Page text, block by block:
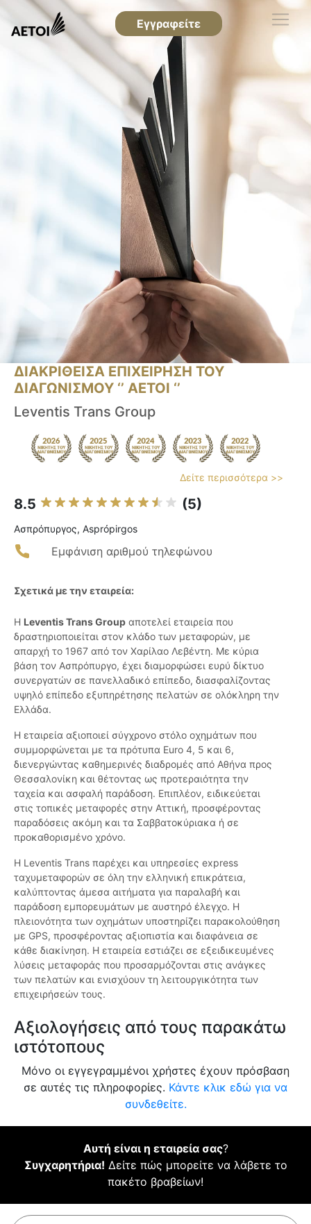
Εγγραφείτε
ΔΙΑΚΡΙΘΕΙΣΑ ΕΠΙΧΕΙΡΗΣΗ ΤΟΥ
ΔΙΑΓΩΝΙΣΜΟΥ ‘’ ΑΕΤΟΙ ‘’
Leventis Trans Group
Δείτε περισσότερα >>
8.5 (5)
Ασπρόπυργος, Asprópirgos
Εμφάνιση αριθμού τηλεφώνου
Σχετικά με την εταιρεία:
Η Leventis Trans Group αποτελεί εταιρεία που
δραστηριοποιείται στον κλάδο των μεταφορών, με
απαρχή το 1967 από τον Χαρίλαο Λεβέντη. Με κύρια
βάση τον Ασπρόπυργο, έχει διαμορφώσει ευρύ δίκτυο
συνεργατών σε πανελλαδικό επίπεδο, διασφαλίζοντας
υψηλό επίπεδο εξυπηρέτησης πελατών σε ολόκληρη την
Ελλάδα.
Η εταιρεία αξιοποιεί σύγχρονο στόλο οχημάτων που
συμμορφώνεται με τα πρότυπα Euro 4, 5 και 6,
διενεργώντας καθημερινές διαδρομές από Αθήνα προς
Θεσσαλονίκη και θέτοντας ως προτεραιότητα την
ταχεία και ασφαλή παράδοση. Επιπλέον, ειδικεύεται
στις τοπικές μεταφορές στην Αττική, προσφέροντας
παραδόσεις ακόμη και τα Σαββατοκύριακα ή σε
προκαθορισμένο χρόνο.
Η Leventis Trans παρέχει και υπηρεσίες express
ταχυμεταφορών σε όλη την ελληνική επικράτεια,
καλύπτοντας άμεσα αιτήματα για παραλαβή και
παράδοση εμπορευμάτων με αυστηρό έλεγχο. Η
πλειονότητα των οχημάτων υποστηρίζει παρακολούθηση
με GPS, προσφέροντας αξιοπιστία και διαφάνεια σε
κάθε διακίνηση. Η εταιρεία εστιάζει σε εξειδικευμένες
λύσεις μεταφοράς που προσαρμόζονται στις ανάγκες
των πελατών και ενισχύουν τη λειτουργικότητα των
επιχειρήσεών τους.
Αξιολογήσεις από τους παρακάτω
ιστότοπους
Μόνο οι εγγεγραμμένοι χρήστες έχουν πρόσβαση
σε αυτές τις πληροφορίες. Κάντε κλικ εδώ για να
συνδεθείτε.
Αυτή είναι η εταιρεία σας?
Συγχαρητήρια! Δείτε πώς μπορείτε να λάβετε το
πακέτο βραβείων!